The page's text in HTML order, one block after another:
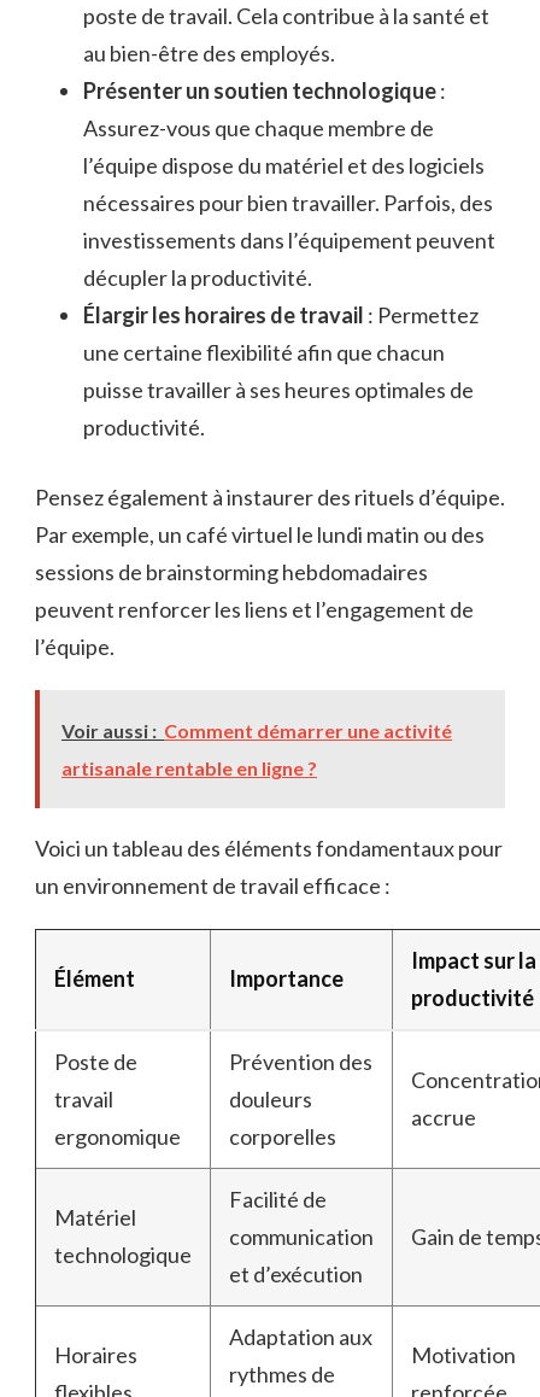
poste de travail. Cela contribue à la santé et
au bien-être des employés.
Présenter un soutien technologique:
Assurez-vous que chaque membre de
l’équipe dispose du matériel et des logiciels
nécessaires pour bien travailler. Parfois, des
investissements dans l’équipement peuvent
décupler la productivité.
Élargir les horaires de travail : Permettez
une certaine flexibilité afin que chacun
puisse travailler à ses heures optimales de
productivité.
Pensez également à instaurer des rituels d’équipe.
Par exemple, un café virtuel le lundi matin ou des
sessions de brainstorming hebdomadaires
peuvent renforcer les liens et l’engagement de
l’équipe.
Voir aussi : Comment démarrer une activité
artisanale rentable en ligne ?
Voici un tableau des éléments fondamentaux pour
un environnement de travail efficace :
Élément Importance
Impact sur la
productivité
Poste de
travail
ergonomique
Prévention des
douleurs
corporelles
accrue
Matériel
technologique
Facilité de
communication
et d’exécution
Gain de
Horaires
Adaptation aux
rythmes de
Motivation